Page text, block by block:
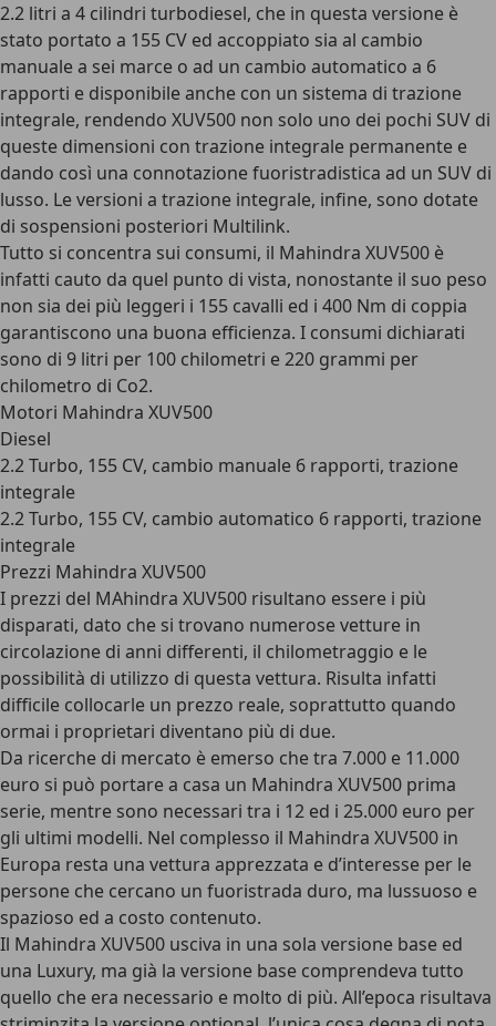
2.2 litri a 4 cilindri turbodiesel, che in questa versione è
stato portato a 155 CV ed accoppiato sia al cambio
manuale a sei marce o ad un cambio automatico a 6
rapporti e disponibile anche con un sistema di trazione
integrale, rendendo XUV500 non solo uno dei pochi SUV di
queste dimensioni con trazione integrale permanente e
dando così una connotazione fuoristradistica ad un SUV di
lusso. Le versioni a trazione integrale, infine, sono dotate
di sospensioni posteriori Multilink.
Tutto si concentra sui consumi, il Mahindra XUV500 è
infatti cauto da quel punto di vista, nonostante il suo peso
non sia dei più leggeri i 155 cavalli ed i 400 Nm di coppia
garantiscono una buona efficienza. I consumi dichiarati
sono di 9 litri per 100 chilometri e 220 grammi per
chilometro di Co2.
Motori Mahindra XUV500
Diesel
2.2 Turbo, 155 CV, cambio manuale 6 rapporti, trazione
integrale
2.2 Turbo, 155 CV, cambio automatico 6 rapporti, trazione
integrale
Prezzi Mahindra XUV500
I prezzi del MAhindra XUV500 risultano essere i più
disparati, dato che si trovano numerose vetture in
circolazione di anni differenti, il chilometraggio e le
possibilità di utilizzo di questa vettura. Risulta infatti
difficile collocarle un prezzo reale, soprattutto quando
ormai i proprietari diventano più di due.
Da ricerche di mercato è emerso che tra 7.000 e 11.000
euro si può portare a casa un Mahindra XUV500 prima
serie, mentre sono necessari tra i 12 ed i 25.000 euro per
gli ultimi modelli. Nel complesso il Mahindra XUV500 in
Europa resta una vettura apprezzata e d’interesse per le
persone che cercano un fuoristrada duro, ma lussuoso e
spazioso ed a costo contenuto.
Il Mahindra XUV500 usciva in una sola versione base ed
una Luxury, ma già la versione base comprendeva tutto
quello che era necessario e molto di più. All’epoca risultava